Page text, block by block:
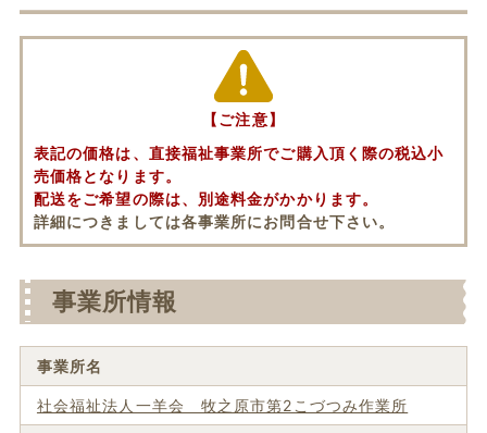
【ご注意】
表記の価格は、直接福祉事業所でご購入頂く際の税込小
売価格となります。
配送をご希望の際は、別途料金がかかります。
詳細につきましては各事業所にお問合せ下さい。
事業所情報
事業所名
社会福祉法人一羊会 牧之原市第2こづつみ作業所